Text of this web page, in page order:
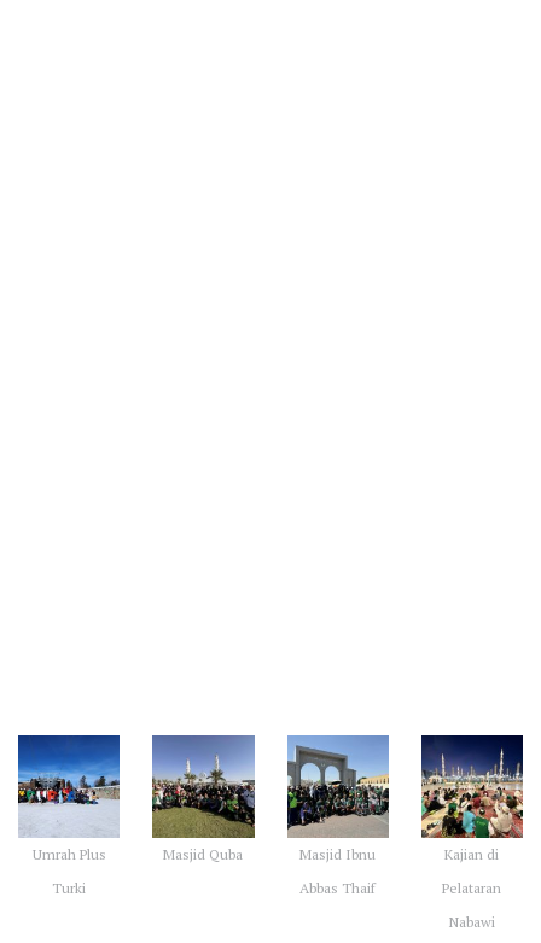
Umrah Plus
Turki
Masjid Quba
Masjid Ibnu
Abbas Thaif
Kajian di
Pelataran
Nabawi